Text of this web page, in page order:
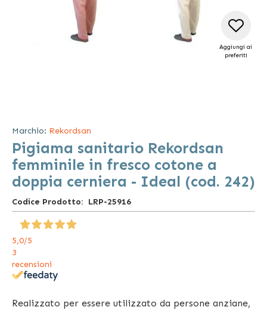
galleria
di
immagini
Aggiungi ai
preferiti
Marchio: Rekordsan
Pigiama sanitario Rekordsan
femminile in fresco cotone a
doppia cerniera - Ideal (cod. 242)
Codice Prodotto LRP-25916
5,0/5
3
recensioni
Realizzato per essere utilizzato da persone anziane,